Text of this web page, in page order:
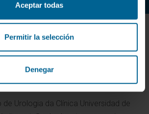
Aceptar todas
Permitir la selección
Denegar
de Urologia
de Urologia da Clínica Universidad de